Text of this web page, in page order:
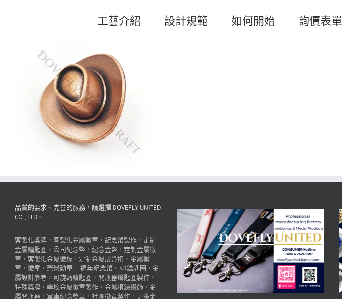
工藝介紹 設計規範 如何開始 詢價表單
品質的要求、完善的服務，請選擇 DOVEFLY UNITED
CO., LTD。
客製化獎牌 ， 客製化金屬徽章 ， 紀念幣製作 ， 定制
金屬鑰匙圈 ， 公司紀念幣 ， 紀念金幣 ， 定制金屬徽
章 ， 客製化金屬徽標 ， 定制金屬皮帶扣 ， 金屬徽
章 ， 徽章 ， 榮譽勳章 ， 週年紀念幣 ， 3D鑰匙圈 ， 金
屬設計參考 ， 可旋轉鑰匙圈 ， 開瓶器鑰匙圈製作 ，
特殊獎牌 ， 學校金屬徽章製作 ， 金屬項鍊綴飾 ， 金
屬開瓶器 ， 軍事紀念獎章 ， 社團徽章製作 ， 更多金